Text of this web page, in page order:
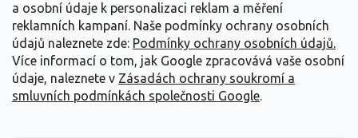
a osobní údaje k personalizaci reklam a měření
reklamních kampaní. Naše podmínky ochrany osobních
údajů naleznete zde: Podmínky ochrany osobních údajů.
Více informací o tom, jak Google zpracovává vaše osobní
údaje, naleznete v Zásadách ochrany soukromí a
smluvních podmínkách společnosti Google.